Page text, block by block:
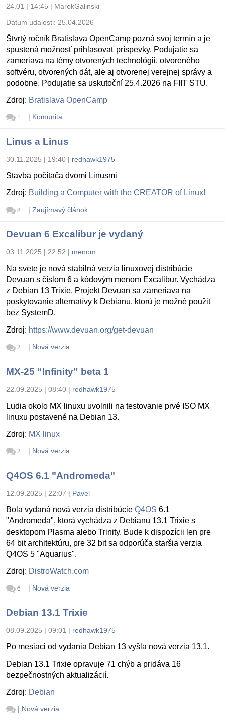
24.01 | 14:45 | MarekGalinski
Dátum udalosti: 25.04.2026
Štvrtý ročník Bratislava OpenCamp pozná svoj termín a je
spustená možnosť prihlasovať príspevky. Podujatie sa
zameriava na témy otvorených technológii, otvoreného
softvéru, otvorených dát, ale aj otvorenej verejnej správy a
podobne. Podujatie sa uskutoční 25.4.2026 na FIIT STU.
Zdroj: Bratislava OpenCamp
1 | Komunita
Linus a Linus
30.11.2025 | 19:40 | redhawk1975
Stavba počítača dvomi Linusmi
Zdroj: Building a Computer with the CREATOR of Linux!
8 | Zaujímavý článok
Devuan 6 Excalibur je vydaný
03.11.2025 | 22:52 | menom
Na svete je nová stabilná verzia linuxovej distribúcie
Devuan s číslom 6 a kódovým menom Excalibur. Vychádza
z Debian 13 Trixie. Projekt Devuan sa zameriava na
poskytovanie alternatívy k Debianu, ktorú je možné použiť
bez SystemD.
Zdroj: https://www.devuan.org/get-devuan
2 | Nová verzia
MX-25 “Infinity” beta 1
22.09.2025 | 08:40 | redhawk1975
Ludia okolo MX linuxu uvolnili na testovanie prvé ISO MX
linuxu postavené na Debian 13.
Zdroj: MX linux
2 | Nová verzia
Q4OS 6.1 "Andromeda"
12.09.2025 | 22:07 | Pavel
Bola vydaná nová verzia distribúcie Q4OS 6.1
"Andromeda", ktorá vychádza z Debianu 13.1 Trixie s
desktopom Plasma alebo Trinity. Bude k dispozícii len pre
64 bit architektúru, pre 32 bit sa odporúča staršia verzia
Q4OS 5 "Aquarius".
Zdroj: DistroWatch.com
6 | Nová verzia
Debian 13.1 Trixie
08.09.2025 | 09:01 | redhawk1975
Po mesiaci od vydania Debian 13 vyšla nová verzia 13.1.
Debian 13.1 Trixie opravuje 71 chýb a pridáva 16
bezpečnostných aktualizácií.
Zdroj: Debian
| Nová verzia